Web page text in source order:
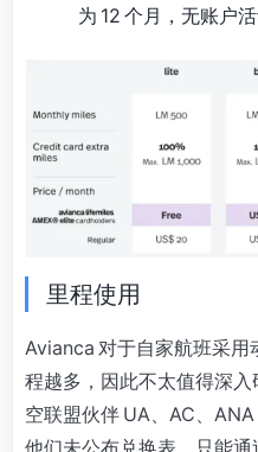
为 12 个月，无账户活
里程使用
Avianca 对于自家航班采用
程越多，因此不太值得深
空联盟伙伴 UA、AC、